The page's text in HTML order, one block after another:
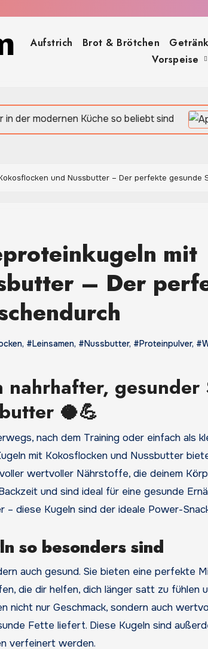
Aufstrich Brot & Brötchen
Vorspeise
Küche so beliebt sind
und Nussbutter – Der perfekte gesunde
mit
– Der
, #Leinsamen, #Nussbutter, #Proteinpulver,
gesunder
🥥💪
mit Kokosflocken und Nussbutter
wertvoller Nährstoffe, die deinem
und sind ideal für eine gesunde
diese Kugeln sind der ideale Power-
so besonders sind
auch gesund. Sie bieten eine perfekte
die dir helfen, dich länger satt zu fühlen
nicht nur Geschmack, sondern auch
Fette liefert. Diese Kugeln sind
verfeinert werden.